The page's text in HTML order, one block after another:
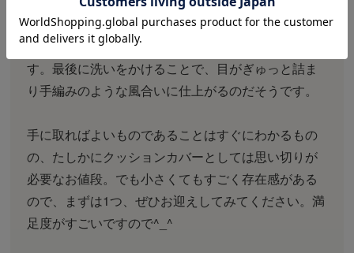
ビヨルクさんのクッションカバーは、シェトランド
諸島のウールを使って1枚1枚織り上げられていま
す。最後に洗いをかけることで、目がぎゅっと詰ま
り手編みのような風合いに仕上がるのだそうです。
手に取ればよいものであることはすぐにわかるもの
の、たしかにクッションカバーとしては思い切りが
必要なお値段。でも小さくてもすごく存在感がある
ので、まずは1つ、ぜひお迎えしてみてください。満
足度がすごいですので^_^